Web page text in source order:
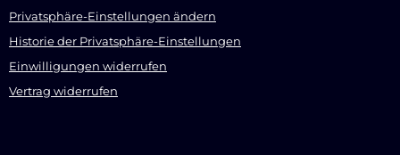
Privatsphäre-Einstellungen ändern
Historie der Privatsphäre-Einstellungen
Einwilligungen widerrufen
Vertrag widerrufen